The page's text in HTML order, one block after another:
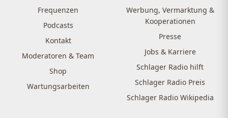
Frequenzen
Podcasts
Kontakt
Moderatoren & Team
Shop
Wartungsarbeiten
Werbung, Vermarktung &
Kooperationen
Presse
Jobs & Karriere
Schlager Radio hilft
Schlager Radio Preis
Schlager Radio Wikipedia